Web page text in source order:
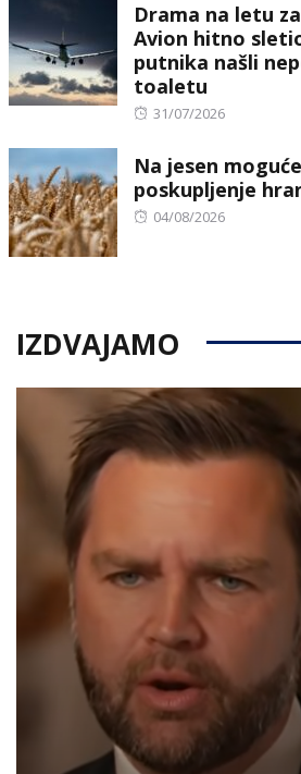
Drama na letu
Avion hitno
putnika našli
toaletu
Posted
31/07/2026
Na jesen moguće
poskupljenje
Posted
04/08/2026
IZDVAJAMO